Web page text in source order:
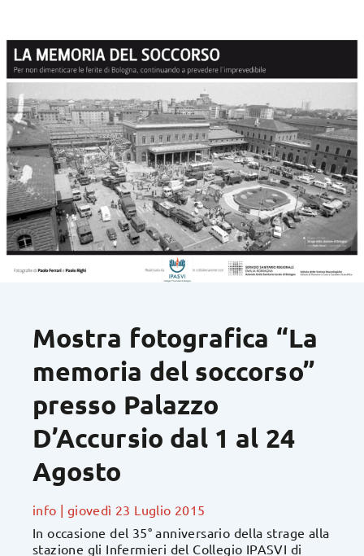
Mostra fotografica “La
memoria del soccorso”
presso Palazzo
D’Accursio dal 1 al 24
Agosto
info | giovedì 23 Luglio 2015
In occasione del 35° anniversario della strage alla
stazione gli Infermieri del Collegio IPASVI di